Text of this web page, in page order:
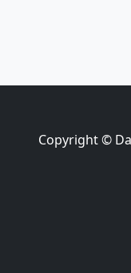
Copyright ©